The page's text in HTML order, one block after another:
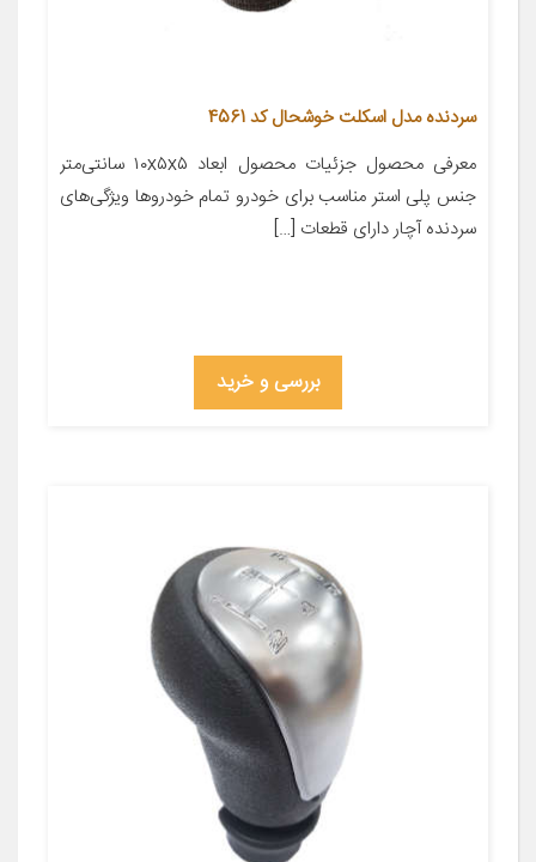
سردنده مدل اسکلت خوشحال کد 4561
معرفی محصول جزئیات محصول ابعاد ۱۰x۵x۵ سانتی‌متر
جنس پلی استر مناسب برای خودرو تمام خودروها ویژگی‌های
سردنده آچار دارای قطعات […]
بررسی و خرید